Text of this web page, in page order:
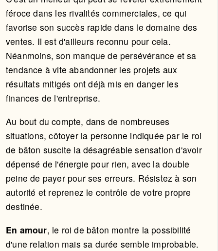
féroce dans les rivalités commerciales, ce qui
favorise son succès rapide dans le domaine des
ventes. Il est d'ailleurs reconnu pour cela.
Néanmoins, son manque de persévérance et sa
tendance à vite abandonner les projets aux
résultats mitigés ont déjà mis en danger les
finances de l'entreprise.
Au bout du compte, dans de nombreuses
situations, côtoyer la personne indiquée par le roi
de bâton suscite la désagréable sensation d'avoir
dépensé de l'énergie pour rien, avec la double
peine de payer pour ses erreurs. Résistez à son
autorité et reprenez le contrôle de votre propre
destinée.
En amour, le roi de bâton montre la possibilité
d'une relation mais sa durée semble improbable.